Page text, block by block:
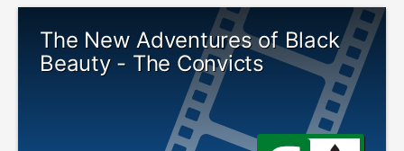
The New Adventures of Black
Beauty - The Convicts